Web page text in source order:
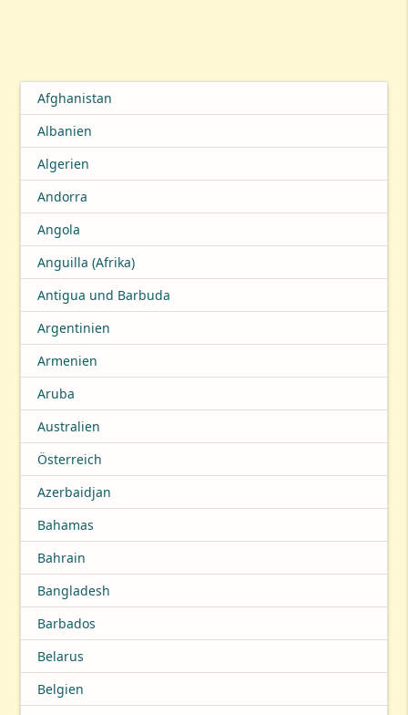
Afghanistan
Albanien
Algerien
Andorra
Angola
Anguilla (Afrika)
Antigua und Barbuda
Argentinien
Armenien
Aruba
Australien
Österreich
Azerbaidjan
Bahamas
Bahrain
Bangladesh
Barbados
Belarus
Belgien